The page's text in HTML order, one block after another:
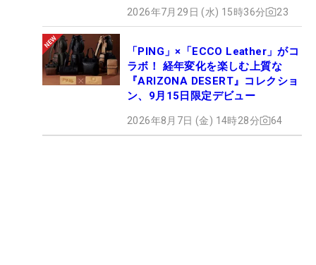
2026年7月29日 (水) 15時36分 23
「PING」×「ECCO Leather」がコ
ラボ！ 経年変化を楽しむ上質な
『ARIZONA DESERT』コレクショ
ン、9月15日限定デビュー
2026年8月7日 (金) 14時28分 64